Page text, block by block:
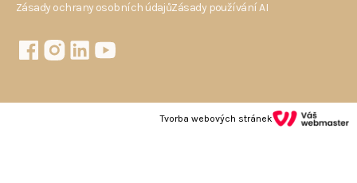
Zásady ochrany osobních údajůZásady používání AI
Tvorba webových stránek